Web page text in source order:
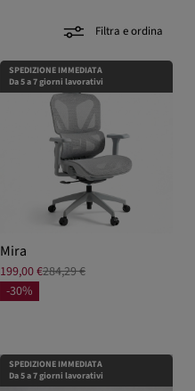
Filtra e ordina
SPEDIZIONE IMMEDIATA
Da 5 a 7 giorni lavorativi
Mira
199,00 €284,29 €
-30%
SPEDIZIONE IMMEDIATA
Da 5 a 7 giorni lavorativi